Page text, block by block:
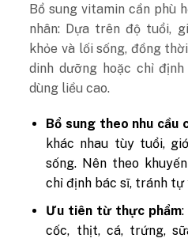
Bổ sung vitamin cần phù
nhân: Dựa trên độ tuổi,
khỏe và lối sống, đồng
dinh dưỡng hoặc chỉ
dùng liều cao.
Bổ sung theo nhu cầu
khác nhau tùy tuổi,
sống. Nên theo
chỉ định bác sĩ, tránh tự
Ưu tiên từ thực phẩm:
cốc, thịt, cá, trứng,